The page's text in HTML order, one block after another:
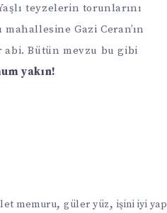
teyzelerin torunlarını
Gazi Ceran’ın
Bütün mevzu bu gibi
yakın!
memuru,güler yüz, işini iyi yap